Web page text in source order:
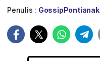
Penulis : GossipPontianak